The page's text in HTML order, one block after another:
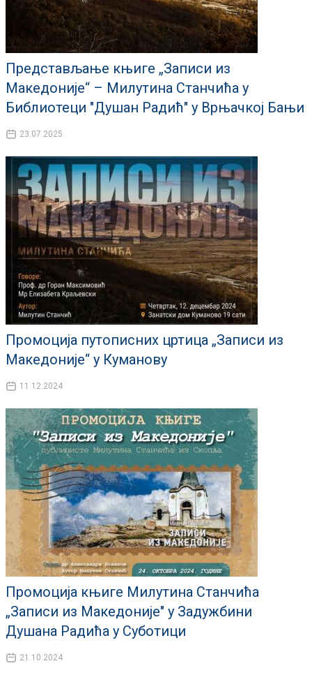
Представљање књиге „Записи из
Македоније“ – Милутина Станчића у
Библиотеци "Душан Радић" у Врњачкој Бањи
23.07.2025
Промоција путописних цртица „Записи из
Македоније“ у Куманову
11.12.2024
Промоција књиге Милутина Станчића
„Записи из Македоније" у Задужбини
Душана Радића у Суботици
21.10.2024